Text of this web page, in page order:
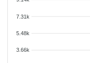
7.31k
5.48k
3.66k